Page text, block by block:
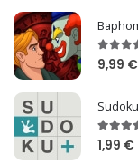
9,99 €
1,99 €